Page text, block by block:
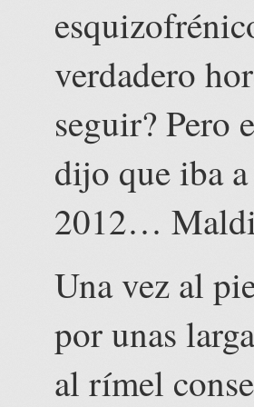
verdadero
seguir? Pero
dijo que iba
2012…
Una vez al
por unas
al rímel